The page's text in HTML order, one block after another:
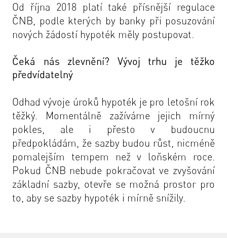
Od října 2018 platí také přísnější regulace
ČNB, podle kterých by banky při posuzování
nových žádostí hypoték měly postupovat.
Čeká nás zlevnění? Vývoj trhu je těžko
předvídatelný
Odhad vývoje úroků hypoték je pro letošní rok
těžký. Momentálně zažíváme jejich mírný
pokles, ale i přesto v budoucnu
předpokládám, že sazby budou růst, nicméně
pomalejším tempem než v loňském roce.
Pokud ČNB nebude pokračovat ve zvyšování
základní sazby, otevře se možná prostor pro
to, aby se sazby hypoték i mírně snížily.